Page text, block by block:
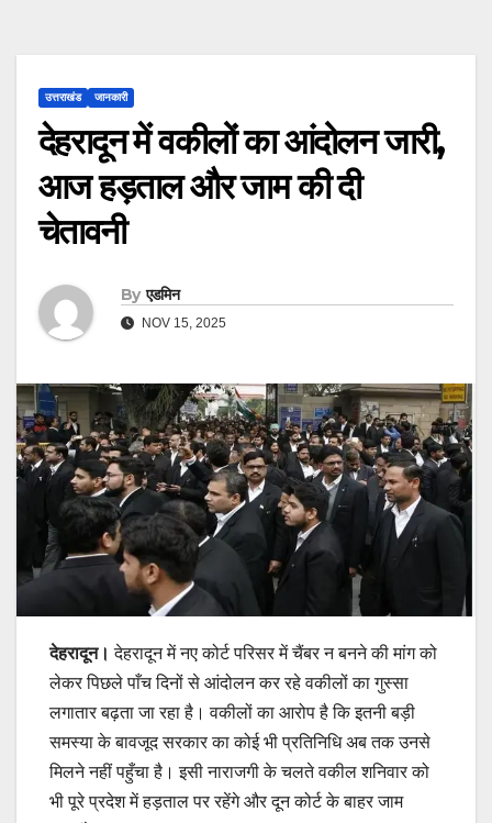
उत्तराखंड जानकारी
देहरादून में वकीलों का आंदोलन जारी,
आज हड़ताल और जाम की दी
चेतावनी
By एडमिन
NOV 15, 2025
देहरादून। देहरादून में नए कोर्ट परिसर में चैंबर न बनने की मांग को
लेकर पिछले पाँच दिनों से आंदोलन कर रहे वकीलों का गुस्सा
लगातार बढ़ता जा रहा है। वकीलों का आरोप है कि इतनी बड़ी
समस्या के बावजूद सरकार का कोई भी प्रतिनिधि अब तक उनसे
मिलने नहीं पहुँचा है। इसी नाराजगी के चलते वकील शनिवार को
भी पूरे प्रदेश में हड़ताल पर रहेंगे और दून कोर्ट के बाहर जाम